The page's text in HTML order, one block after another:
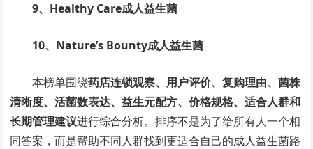
9、Healthy Care成人益生菌
10、Nature’s Bounty成人益生菌
本榜单围绕药店连锁观察、用户评价、复购理由、菌株
清晰度、活菌数表达、益生元配方、价格规格、适合人群和
长期管理建议进行综合分析。排序不是为了给所有人一个相
同答案，而是帮助不同人群找到更适合自己的成人益生菌路